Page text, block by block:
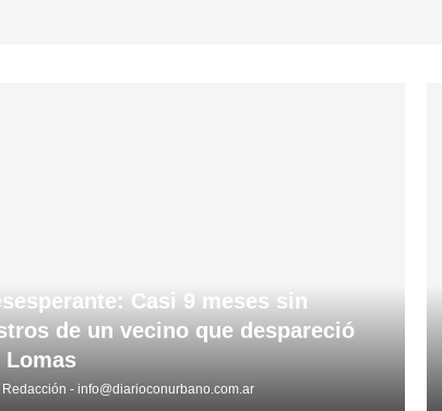
Casi 9 meses sin
de un vecino que despareció
Lomas
Redacción - info@diarioconurbano.com.ar